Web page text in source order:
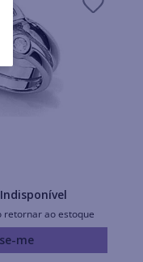
retornar ao estoque
me